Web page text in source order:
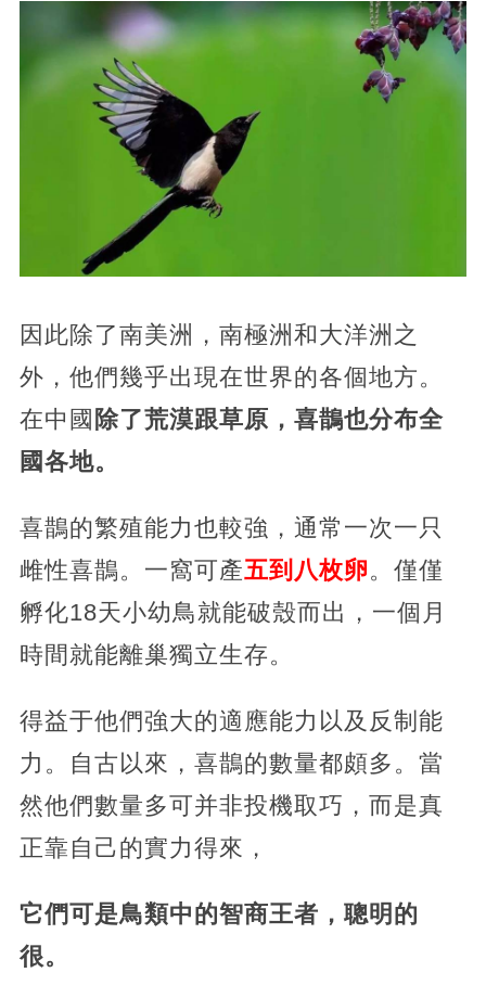
因此除了南美洲，南極洲和大洋洲之
外，他們幾乎出現在世界的各個地方。
在中國 除了荒漠跟草原，喜鵲也分布全
國各地。
喜鵲的繁殖能力也較強，通常一次一只
雌性喜鵲。一窩可產五到八枚卵。僅僅
孵化18天小幼鳥就能破殼而出，一個月
時間就能離巢獨立生存。
得益于他們強大的適應能力以及反制能
力。自古以來，喜鵲的數量都頗多。當
然他們數量多可并非投機取巧，而是真
正靠自己的實力得來，
它們可是鳥類中的智商王者，聰明的
很。